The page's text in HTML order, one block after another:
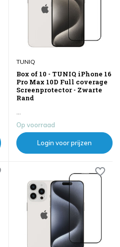
TUNIQ
Box of 10 - TUNIQ iPhone 16
Pro Max 10D Full coverage
Screenprotector - Zwarte
Rand
Op voorraad
Login voor prijzen